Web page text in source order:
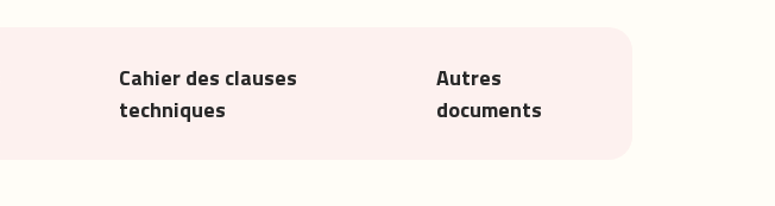
Cahier des clauses
techniques
Autres
documents